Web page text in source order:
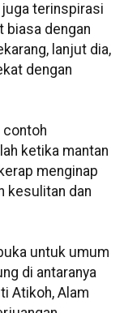
terinspirasi
biasa dengan
lanjut dia,
dengan
contoh
ketika mantan
menginap
kesulitan dan
untuk umum
di antaranya
Atikoh, Alam